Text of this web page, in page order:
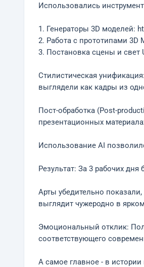
Использовались
1. Генераторы 3D моделей:
2. Работа с прототипами 3D
3. Постановка сцены и свет
Стилистическая
выглядели как кадры из
Пост-обработка (Post-
презентационных
Использование AI
Результат: За 3 рабочих
Арты убедительно
выглядит чужеродно в
Эмоциональный отклик:
соответствующего
А самое главное - в истории